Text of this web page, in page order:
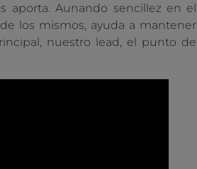
aporta. Aunando sencillez en el
los mismos, ayuda a mantener
nuestro lead, el punto de